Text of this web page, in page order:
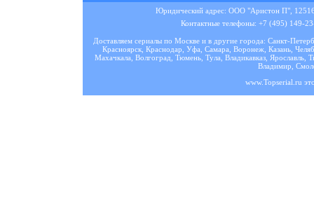
Юридический адрес: ООО "Аристон П",
Контактные телефоны: +7 (495) 149-
Доставляем сериалы по Москве и в другие города: Санкт-
Красноярск, Краснодар, Уфа, Самара, Воронеж, Казань,
Махачкала, Волгоград, Тюмень, Тула, Владикавказ, Ярославль,
Владимир,
www.Topserial.ru